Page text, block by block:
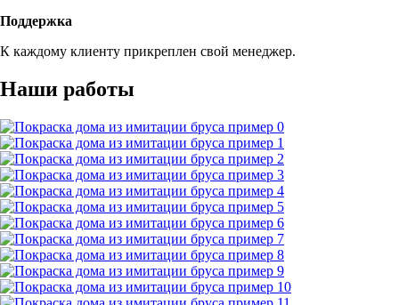
Поддержка
К каждому клиенту прикреплен свой менеджер.
Наши работы